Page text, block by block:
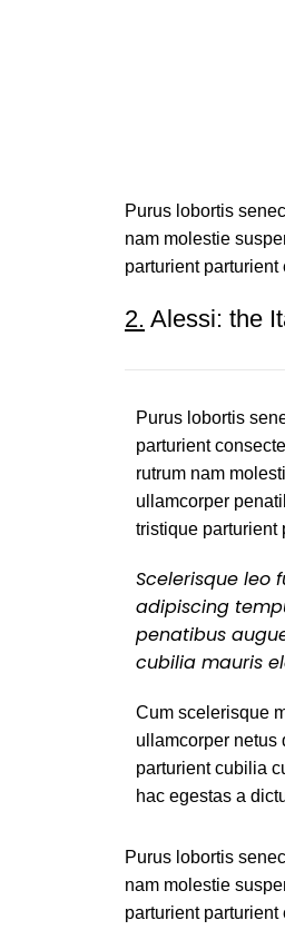
Purus lobortis
nam molestie
parturient
2. Alessi: the
Purus lobortis
parturient
rutrum nam
ullamcorper
tristique parturient
Scelerisque leo
adipiscing
penatibus
cubilia mauris
Cum scelerisque
ullamcorper netus
parturient cubilia
hac egestas a
Purus lobortis
nam molestie
parturient